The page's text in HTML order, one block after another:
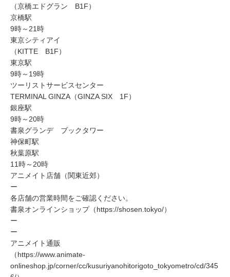
（京橋エドグラン B1F）
京橋駅
9時～21時
東京シティアイ
（KITTE B1F）
東京駅
9時～19時
ツーリストサービスセンター
TERMINAL GINZA（GINZA SIX 1F）
銀座駅
9時～20時
書泉グランデ ブックタワー
神保町駅
秋葉原駅
11時～20時
アニメイト店舗（関東近郊）
ー
各店舗の営業時間をご確認ください。
書泉オンラインショップ（https://shosen.tokyo/）
ー
ー
アニメイト通販
（https://www.animate-
onlineshop.jp/corner/cc/kusuriyanohitorigoto_tokyometro/cd/345